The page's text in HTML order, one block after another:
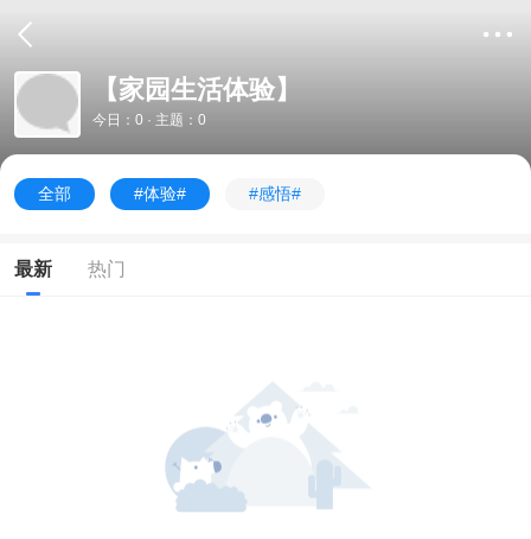
【家园生活体验】
今日：0 · 主题：0
全部 #体验# #感悟#
最新 热门